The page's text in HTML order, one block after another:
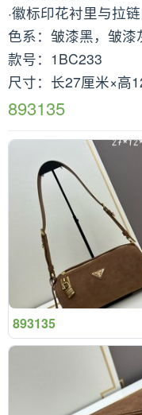
·徽标印花衬里与拉
色系：皱漆黑，皱
款号：1BC233
尺寸：长27厘米×高
893135
893135